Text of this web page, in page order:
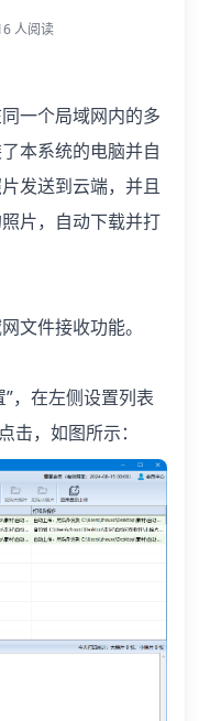
人阅读
一个局域网内的多
本系统的电脑并自
发送到云端，并且
片，自动下载并打
文件接收功能。
，在左侧设置列表
击，如图所示：